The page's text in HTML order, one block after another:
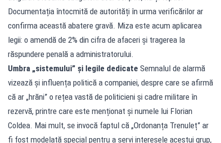
Documentația întocmită de autorități în urma verificărilor ar
confirma această abatere gravă. Miza este acum aplicarea
legii: o amendă de 2% din cifra de afaceri și tragerea la
răspundere penală a administratorului.
Umbra „sistemului” și legile dedicate Semnalul de alarmă
vizează și influența politică a companiei, despre care se afirmă
că ar „hrăni” o rețea vastă de politicieni și cadre militare în
rezervă, printre care este menționat și numele lui Florian
Coldea. Mai mult, se invocă faptul că „Ordonanța Trenuleț” ar
fi fost modelată special pentru a servi interesele acestui grup,